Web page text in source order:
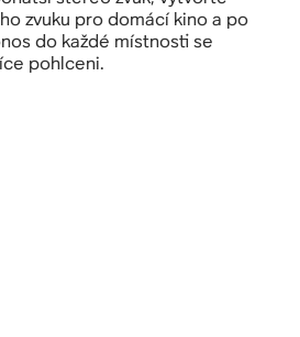
zvuku pro domácí kino a po
do každé místnosti se
pohlceni.